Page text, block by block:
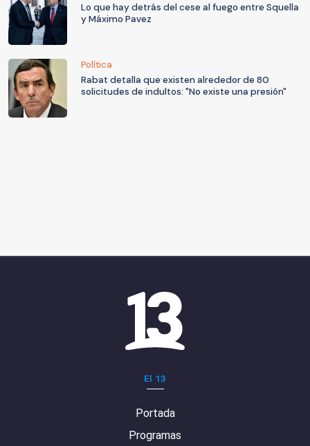
Lo que hay detrás del cese al fuego entre Squella
y Máximo Pavez
Política
Rabat detalla que existen alrededor de 80
solicitudes de indultos: "No existe una presión"
El 13
Portada
Programas